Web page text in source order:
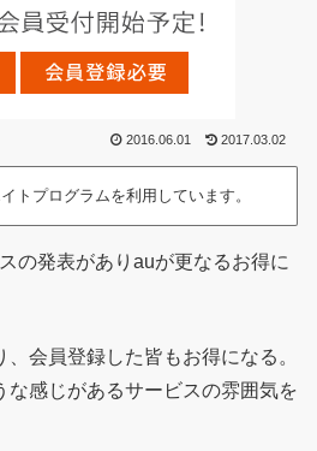
2016.06.01 2017.03.02
トプログラムを利用しています。
の発表がありauが更なるお得に
会員登録した皆もお得になる。
な感じがあるサービスの雰囲気を